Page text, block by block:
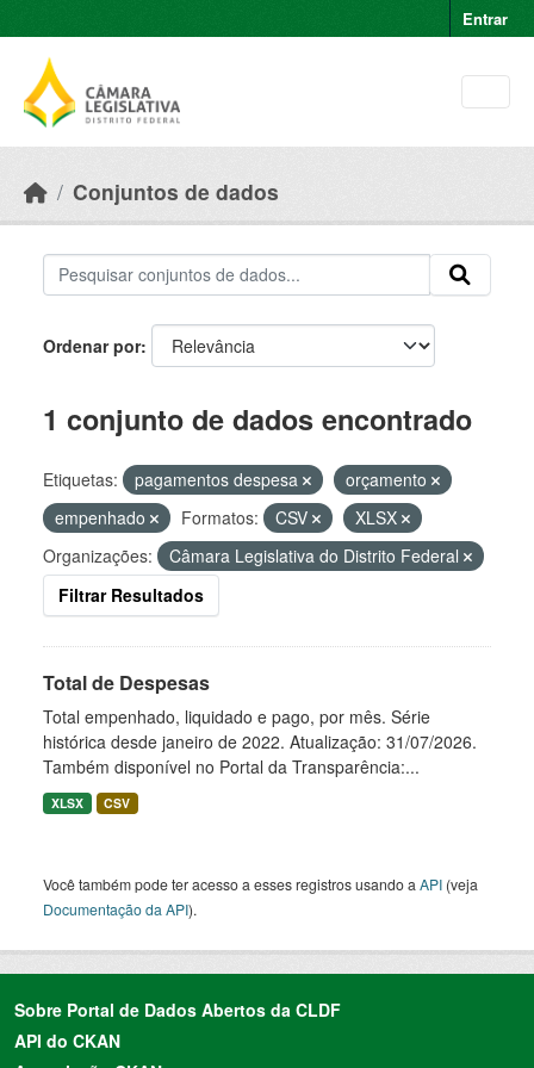
Entrar
Conjuntos de dados
Ordenar por
1 conjunto de dados encontrado
Etiquetas: pagamentos despesa
orçamento
empenhado
Formatos: CSV
XLSX
Organizações:
Câmara Legislativa do Distrito Federal
Filtrar Resultados
Total de Despesas
Total empenhado, liquidado e pago, por mês. Série
histórica desde janeiro de 2022. Atualização: 31/07/2026.
Também disponível no Portal da Transparência:...
XLSX CSV
Você também pode ter acesso a esses registros usando a API (veja
Documentação da API).
Sobre Portal de Dados Abertos da CLDF
API do CKAN